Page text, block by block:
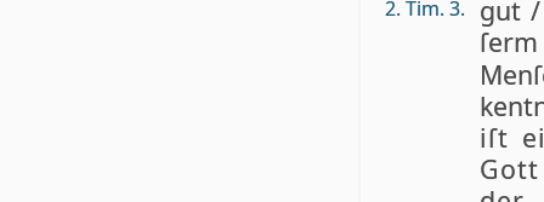
2. Tim. 3.
gut
iſt